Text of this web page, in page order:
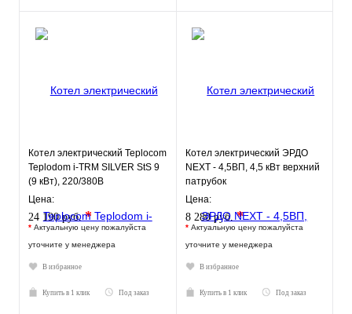
Котел электрический Teplocom
Teplodom i-TRM SILVER StS 9
(9 кВт), 220/380В
Цена:
24 190 руб.*
* Актуальную цену пожалуйста
уточните у менеджера
В избранное
Купить в 1 клик Под заказ
Котел электрический ЭРДО
NEXT - 4,5ВП, 4,5 кВт верхний
патрубок
Цена:
8 280 руб.*
* Актуальную цену пожалуйста
уточните у менеджера
В избранное
Купить в 1 клик Под заказ